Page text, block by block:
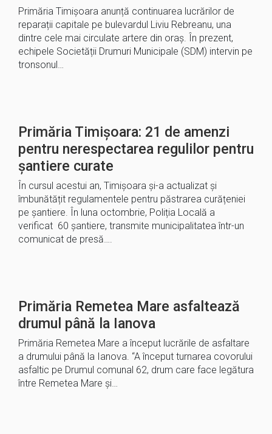
Primăria Timișoara anunță continuarea lucrărilor de
reparații capitale pe bulevardul Liviu Rebreanu, una
dintre cele mai circulate artere din oraș. În prezent,
echipele Societății Drumuri Municipale (SDM) intervin pe
tronsonul…
Primăria Timișoara: 21 de amenzi
pentru nerespectarea regulilor pentru
șantiere curate
În cursul acestui an, Timișoara și-a actualizat și
îmbunătățit regulamentele pentru păstrarea curățeniei
pe șantiere. În luna octombrie, Poliția Locală a
verificat 60 șantiere, transmite municipalitatea într-un
comunicat de presă….
Primăria Remetea Mare asfaltează
drumul până la Ianova
Primăria Remetea Mare a început lucrările de asfaltare
a drumului până la Ianova. “A început turnarea covorului
asfaltic pe Drumul comunal 62, drum care face legătura
între Remetea Mare și…